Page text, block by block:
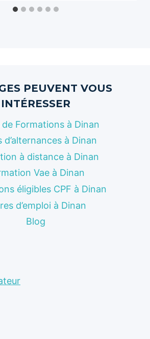
PEUVENT VOUS
INTÉRESSER
Formations à Dinan
d’alternances à Dinan
à distance à Dinan
Vae à Dinan
éligibles CPF à Dinan
d’emploi à Dinan
Blog